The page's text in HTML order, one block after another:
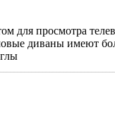
для просмотра
диваны имеют